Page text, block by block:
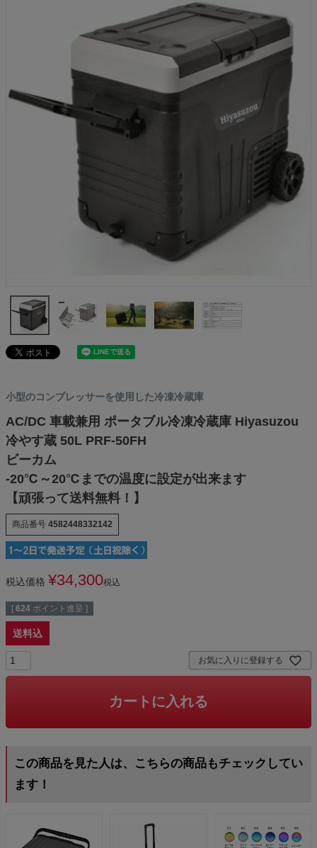
小型のコンプレッサーを使用した冷凍冷蔵庫
AC/DC 車載兼用 ポータブル冷凍冷蔵庫 Hiyasuzou
冷やす蔵 50L PRF-50FH
ビーカム
-20℃～20℃までの温度に設定が出来ます
【頑張って送料無料！】
商品番号 4582448332142
税込価格 ¥34,300税込
[ 624 ポイント進呈 ]
送料込
お気に入りに登録する
カートに入れる
この商品を見た人は、こちらの商品もチェックしてい
ます！